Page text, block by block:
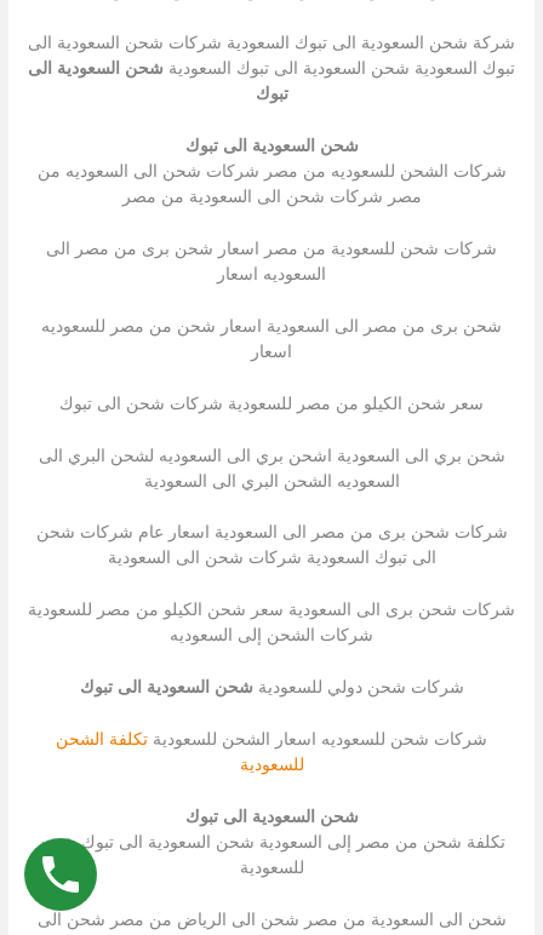
شركة شحن السعودية الى تبوك السعودية شركات شحن السعودية الى
تبوك السعودية شحن السعودية الى تبوك السعودية شحن السعودية الى
تبوك
شحن السعودية الى تبوك
شركات الشحن للسعوديه من مصر شركات شحن الى السعوديه من
مصر شركات شحن الى السعودية من مصر
شركات شحن للسعودية من مصر اسعار شحن برى من مصر الى
السعوديه اسعار
شحن برى من مصر الى السعودية اسعار شحن من مصر للسعوديه
اسعار
سعر شحن الكيلو من مصر للسعودية شركات شحن الى تبوك
شحن بري الى السعودية اشحن بري الى السعوديه لشحن البري الى
السعوديه الشحن البري الى السعودية
شركات شحن برى من مصر الى السعودية اسعار عام شركات شحن
الى تبوك السعودية شركات شحن الى السعودية
شركات شحن برى الى السعودية سعر شحن الكيلو من مصر للسعودية
شركات الشحن إلى السعوديه
شركات شحن دولي للسعودية شحن السعودية الى تبوك
شركات شحن للسعوديه اسعار الشحن للسعودية تكلفة الشحن
للسعودية
شحن السعودية الى تبوك
تكلفة شحن من مصر إلى السعودية شحن السعودية الى تبوك شحن
للسعودية
شحن الى السعودية من مصر شحن الى الرياض من مصر شحن الى